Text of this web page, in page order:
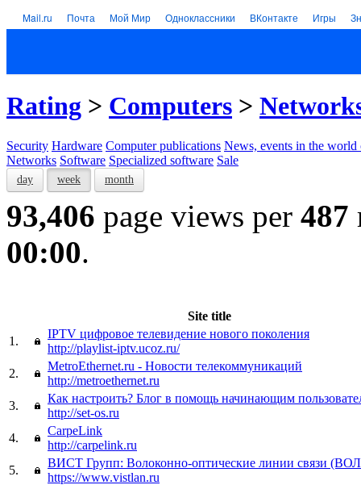
Mail.ru Почта Мой Мир Одноклассники ВКонтакте Игры
Rating > Computers >
Security Hardware Computer publications News, events in the world
Networks Software Specialized software Sale
day week month
93,406 page views per 487
00:00.
Site title
1.
IPTV цифровое телевидение нового поколения
http://playlist-iptv.ucoz.ru/
2.
MetroEthernet.ru - Новости телекоммуникаций
http://metroethernet.ru
3.
Как настроить? Блог в помощь начинающим
http://set-os.ru
4.
CarpeLink
http://carpelink.ru
5.
ВИСТ Групп: Волоконно-оптические линии связи
https://www.vistlan.ru